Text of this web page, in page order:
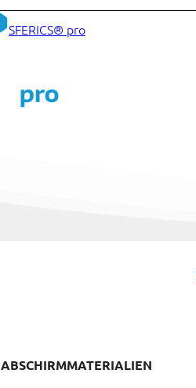
SFERICS® pro
ABSCHIRMMATERIALIEN